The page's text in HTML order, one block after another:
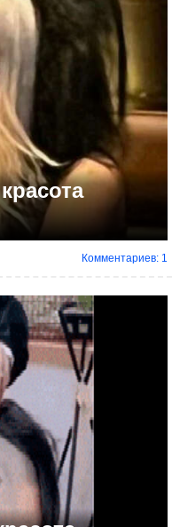
Комментариев: 1